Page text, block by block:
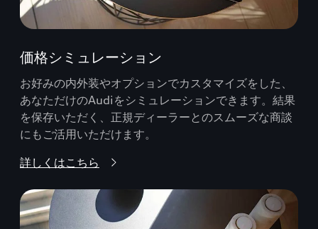
価格シミュレーション
お好みの内外装やオプションでカスタマイズをした、
あなただけのAudiをシミュレーションできます。結果
を保存いただく、正規ディーラーとのスムーズな商談
にもご活用いただけます。
詳しくはこちら